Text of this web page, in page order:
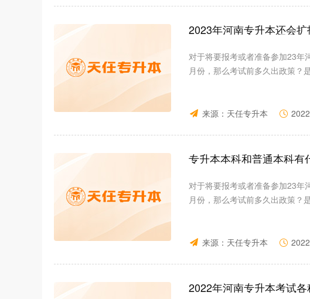
2023年河南专升本还会扩
对于将要报考或者准备参加23年
月份，那么考试前多久出政策？
来源： 天任专升本
专升本本科和普通本科有
对于将要报考或者准备参加23年
月份，那么考试前多久出政策？
来源： 天任专升本
2022年河南专升本考试